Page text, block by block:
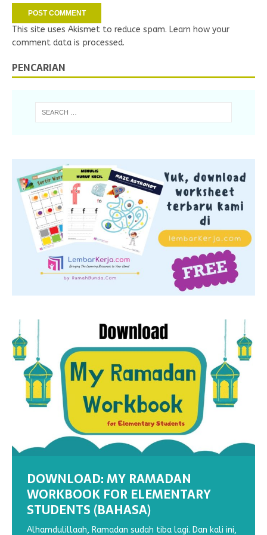
This site uses Akismet to reduce spam. Learn how your
comment data is processed.
PENCARIAN
DOWNLOAD: MY RAMADAN
WORKBOOK FOR ELEMENTARY
STUDENTS (BAHASA)
Alhamdulillaah, Ramadan sudah tiba lagi. Dan kali ini,
DOWNLOAD : MY RAMADHAN
WORKBOOK VOL 2
DOWNLOAD : MY RAMADHAN
WORKBOOK VOL 1
WORKSHEETS: MENEBALKAN GARIS
(1)
WORKSHEET : MENULIS HURUF
TEGAK BERSAMBUNG N